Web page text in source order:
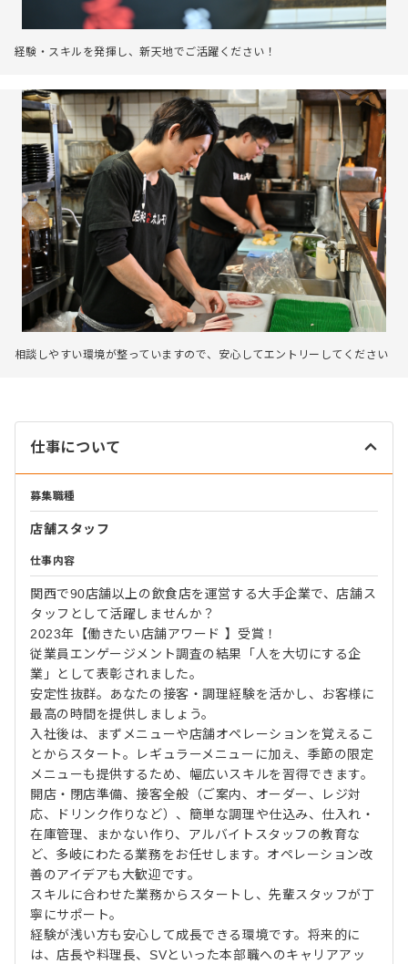
経験・スキルを発揮し、新天地でご活躍ください！
相談しやすい環境が整っていますので、安心してエントリーしてください
仕事について
募集職種
店舗スタッフ
仕事内容
関西で90店舗以上の飲食店を運営する大手企業で、店舗ス
タッフとして活躍しませんか？
2023年【働きたい店舗アワード 】受賞！
従業員エンゲージメント調査の結果「人を大切にする企
業」として表彰されました。
安定性抜群。あなたの接客・調理経験を活かし、お客様に
最高の時間を提供しましょう。
入社後は、まずメニューや店舗オペレーションを覚えるこ
とからスタート。レギュラーメニューに加え、季節の限定
メニューも提供するため、幅広いスキルを習得できます。
開店・閉店準備、接客全般（ご案内、オーダー、レジ対
応、ドリンク作りなど）、簡単な調理や仕込み、仕入れ・
在庫管理、まかない作り、アルバイトスタッフの教育な
ど、多岐にわたる業務をお任せします。オペレーション改
善のアイデアも大歓迎です。
スキルに合わせた業務からスタートし、先輩スタッフが丁
寧にサポート。
経験が浅い方も安心して成長できる環境です。将来的に
は、店長や料理長、SVといった本部職へのキャリアアッ